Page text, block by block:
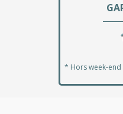
* Hors week-